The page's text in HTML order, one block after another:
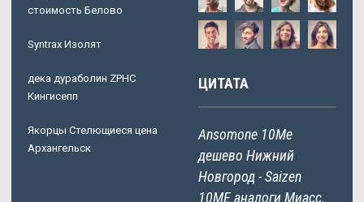
стоимость Белово
Syntrax Изолят
дека дураболин ZPHC
Кингисепп
Якорцы Стелющиеся цена
Архангельск
ЦИТАТА
Ansomone 10Me
дешево Нижний
Новгород - Saizen
10ME аналоги Миасс.